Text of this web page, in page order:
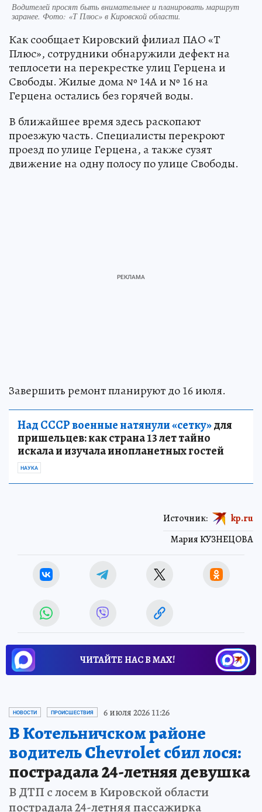
Водителей просят быть внимательнее и планировать маршрут
заранее. Фото: «Т Плюс» в Кировской области.
Как сообщает Кировский филиал ПАО «Т
Плюс», сотрудники обнаружили дефект на
теплосети на перекрестке улиц Герцена и
Свободы. Жилые дома № 14А и № 16 на
Герцена остались без горячей воды.
В ближайшее время здесь раскопают
проезжую часть. Специалисты перекроют
проезд по улице Герцена, а также сузят
движение на одну полосу по улице Свободы.
Завершить ремонт планируют до 16 июля.
Над СССР военные натянули «сетку»для
пришельцев: как страна 13 лет тайно
искала и изучала инопланетных гостей
НАУКА
Мария КУЗНЕЦОВА
Источник: kp.ru
ЧИТАЙТЕ НАС В МАХ!
НОВОСТИ ПРОИСШЕСТВИЯ 6 июля 2026 11:26
В Котельничском районе
водитель Chevrolet сбил лося:
пострадала 24-летняя девушка
В ДТП с лосем в Кировской области
пострадала 24-летняя пассажирка